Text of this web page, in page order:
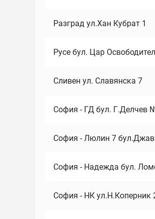
Разград ул.Хан Кубрат 1
Русе бул. Цар
Сливен ул. Славянска 7
София - ГД бул. Г.Делчев
София - Люлин 7
София - Надежда бул.
София - НК ул.Н.Коперник